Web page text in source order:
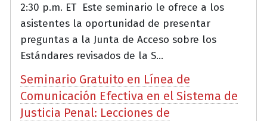
2:30 p.m. ET Este seminario le ofrece a los
asistentes la oportunidad de presentar
preguntas a la Junta de Acceso sobre los
Estándares revisados de la S...
Seminario Gratuito en Línea de
Comunicación Efectiva en el Sistema de
Justicia Penal: Lecciones de